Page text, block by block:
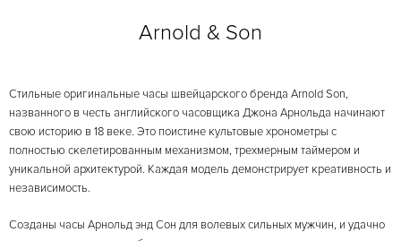
27-44
Arnold & Son
Стильные оригинальные часы швейцарского бренда Arnold Son,
названного в честь английского часовщика Джона Арнольда начинают
свою историю в 18 веке. Это поистине культовые хронометры с
полностью скелетированным механизмом, трехмерным таймером и
уникальной архитектурой. Каждая модель демонстрирует креативность и
независимость.
Созданы часы Арнольд энд Сон для волевых сильных мужчин, и удачно